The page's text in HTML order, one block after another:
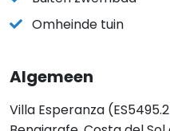
Omheinde tuin
Algemeen
Villa Esperanza